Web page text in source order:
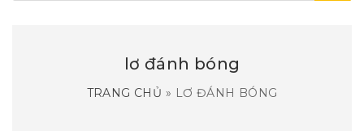
lơ đánh bóng
TRANG CHỦ » LƠ ĐÁNH BÓNG